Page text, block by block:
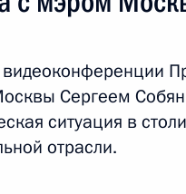
Собранию
рабочие встречи
Сергеем
ситуация в
отрасли.